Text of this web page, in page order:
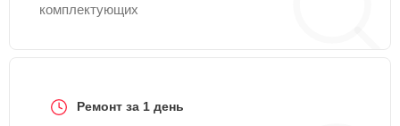
комплектующих
Ремонт за 1 день